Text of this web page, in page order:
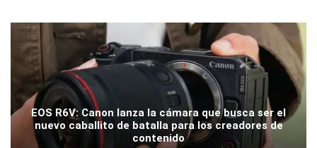
EOS R6V: Canon lanza la cámara que busca ser el
nuevo caballito de batalla para los creadores de
contenido